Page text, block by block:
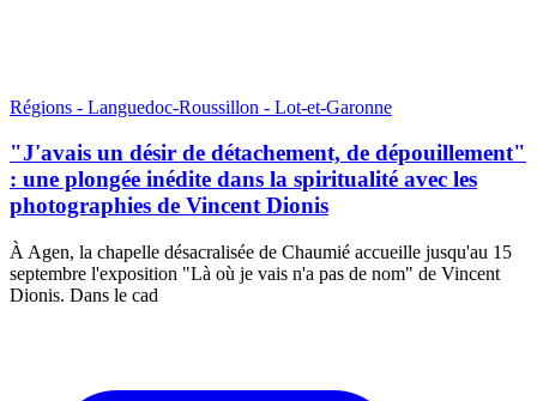
Régions - Languedoc-Roussillon - Lot-et-Garonne
"J'avais un désir de détachement, de dépouillement"
: une plongée inédite dans la spiritualité avec les
photographies de Vincent Dionis
À Agen, la chapelle désacralisée de Chaumié accueille jusqu'au 15
septembre l'exposition "Là où je vais n'a pas de nom" de Vincent
Dionis. Dans le cad